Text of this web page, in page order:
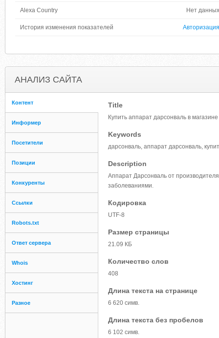
Alexa Country Нет данных
История изменения показателей Авторизация
АНАЛИЗ САЙТА
Контент
Информер
Посетители
Позиции
Конкуренты
Ссылки
Robots.txt
Ответ сервера
Whois
Хостинг
Разное
Title
Купить аппарат дарсонваль в
Keywords
дарсонваль, аппарат дарсонваль,
Description
Аппарат Дарсонваль от
заболеваниями.
Кодировка
UTF-8
Размер страницы
21.09 КБ
Количество слов
408
Длина текста на странице
6 620 симв.
Длина текста без пробелов
6 102 симв.